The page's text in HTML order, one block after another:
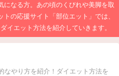
になる方。あの頃のくびれや美脚を取
の応援サイト「部位エット」では、
イエット方法を紹介していきます。
なやり方を紹介！ダイエット方法を